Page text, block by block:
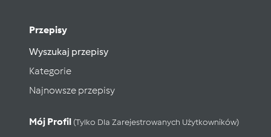
Przepisy
Wyszukaj przepisy
Kategorie
Najnowsze przepisy
Mój Profil (tylko Dla Zarejestrowanych Użytkowników)